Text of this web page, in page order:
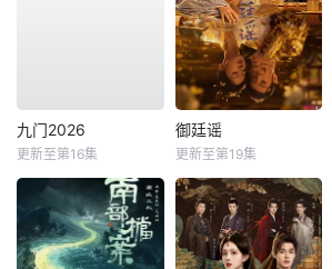
九门2026
更新至第16集
御廷谣
更新至第19集